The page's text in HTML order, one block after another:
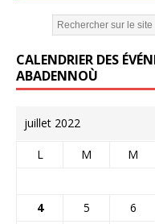
CALENDRIER DES
ABADENNOÙ
juillet 2022
L M M
4
5 6